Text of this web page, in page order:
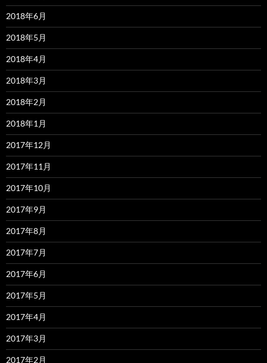
2018年6月
2018年5月
2018年4月
2018年3月
2018年2月
2018年1月
2017年12月
2017年11月
2017年10月
2017年9月
2017年8月
2017年7月
2017年6月
2017年5月
2017年4月
2017年3月
2017年2月